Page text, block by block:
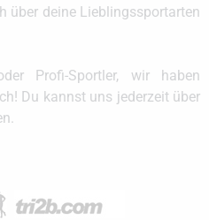
über deine Lieblingssportarten
Profi-Sportler, wir haben
Du kannst uns jederzeit über